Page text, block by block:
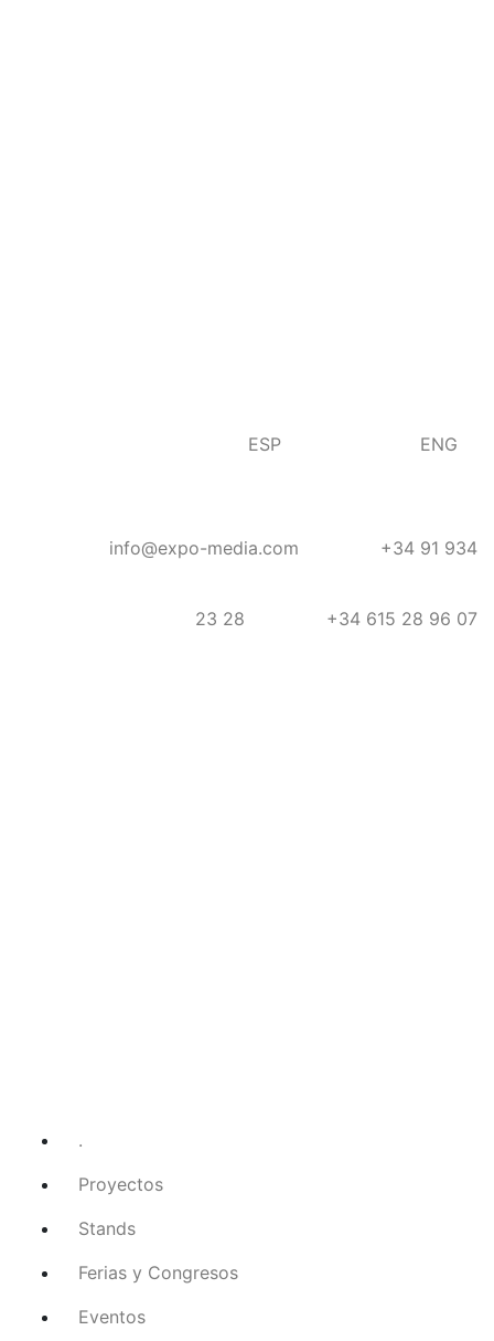
ESP ENG
info@expo-media.com +34 91 934
23 28 +34 615 28 96 07
.
Proyectos
Stands
Ferias y Congresos
Eventos